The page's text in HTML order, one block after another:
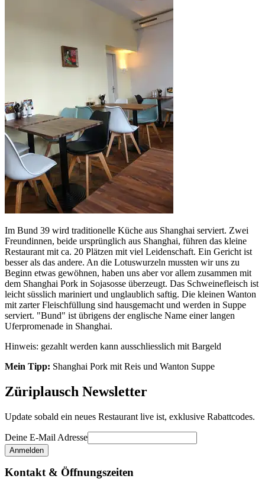
Im Bund 39 wird traditionelle Küche aus Shanghai serviert. Zwei
Freundinnen, beide ursprünglich aus Shanghai, führen das kleine
Restaurant mit ca. 20 Plätzen mit viel Leidenschaft. Ein Gericht ist
besser als das andere. An die Lotuswurzeln mussten wir uns zu
Beginn etwas gewöhnen, haben uns aber vor allem zusammen mit
dem Shanghai Pork in Sojasosse überzeugt. Das Schweinefleisch ist
leicht süsslich mariniert und unglaublich saftig. Die kleinen Wanton
mit zarter Fleischfüllung sind hausgemacht und werden in Suppe
serviert. "Bund" ist übrigens der englische Name einer langen
Uferpromenade in Shanghai.
Hinweis: gezahlt werden kann ausschliesslich mit Bargeld
Mein Tipp: Shanghai Pork mit Reis und Wanton Suppe
Züriplausch Newsletter
Update sobald ein neues Restaurant live ist, exklusive Rabattcodes.
Deine E-Mail Adresse
Kontakt & Öffnungszeiten